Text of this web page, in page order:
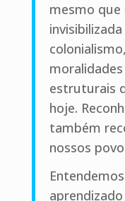
mesmo que
estruturais
hoje.
também
nossos